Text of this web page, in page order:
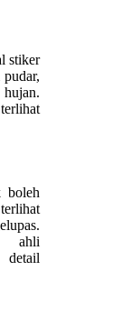
stiker
boleh
ahli
detail